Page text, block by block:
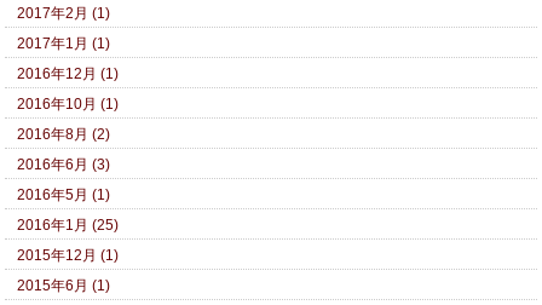
2017年2月 (1)
2017年1月 (1)
2016年12月 (1)
2016年10月 (1)
2016年8月 (2)
2016年6月 (3)
2016年5月 (1)
2016年1月 (25)
2015年12月 (1)
2015年6月 (1)